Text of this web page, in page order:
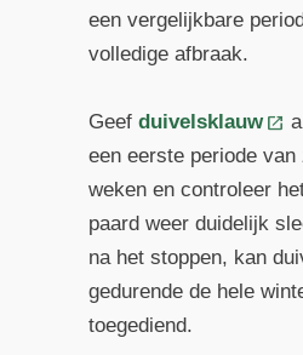
een vergelijkbare
volledige afbraak.
Geef duivelsklauw
een eerste periode
weken en controleer
paard weer duidelijk
na het stoppen, kan
gedurende de hele
toegediend.